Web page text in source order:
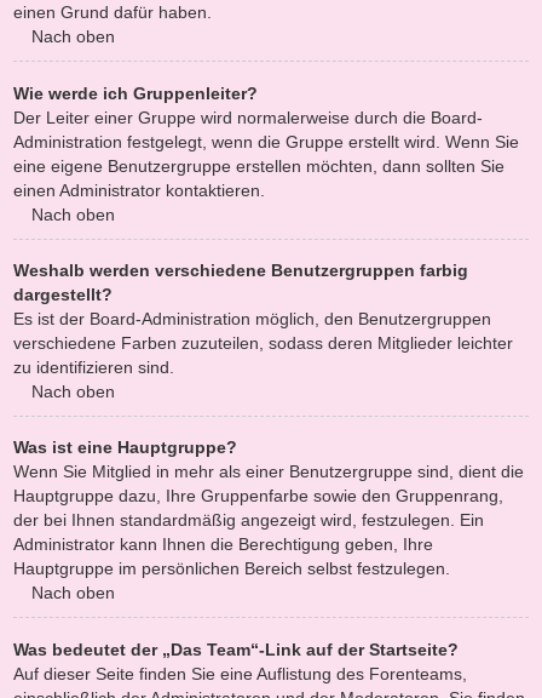
einen Grund dafür haben.
Nach oben
Wie werde ich Gruppenleiter?
Der Leiter einer Gruppe wird normalerweise durch die Board-
Administration festgelegt, wenn die Gruppe erstellt wird. Wenn Sie
eine eigene Benutzergruppe erstellen möchten, dann sollten Sie
einen Administrator kontaktieren.
Nach oben
Weshalb werden verschiedene Benutzergruppen farbig
dargestellt?
Es ist der Board-Administration möglich, den Benutzergruppen
verschiedene Farben zuzuteilen, sodass deren Mitglieder leichter
zu identifizieren sind.
Nach oben
Was ist eine Hauptgruppe?
Wenn Sie Mitglied in mehr als einer Benutzergruppe sind, dient die
Hauptgruppe dazu, Ihre Gruppenfarbe sowie den Gruppenrang,
der bei Ihnen standardmäßig angezeigt wird, festzulegen. Ein
Administrator kann Ihnen die Berechtigung geben, Ihre
Hauptgruppe im persönlichen Bereich selbst festzulegen.
Nach oben
Was bedeutet der „Das Team“-Link auf der Startseite?
Auf dieser Seite finden Sie eine Auflistung des Forenteams,